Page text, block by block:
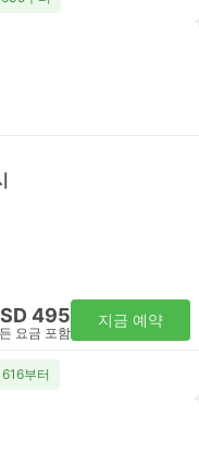
495
요금 포함
지금 예약
부터